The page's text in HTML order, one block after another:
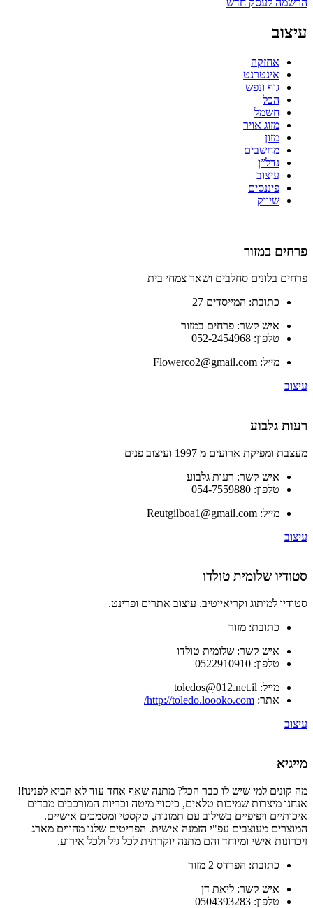
הרשמה לעסק חדש
עיצוב
אחזקה
אינטרנט
גוף ונפש
הכל
חשמל
מזוג אויר
מזון
מחשבים
נדל”ן
עיצוב
פיננסים
שיווק
פרחים במזור
פרחים בלונים סחלבים ושאר צמחי בית
כתובת: המייסדים 27
איש קשר: פרחים במזור
טלפון:
מייל:
עיצוב
רעות גלבוע
מעצבת ומפיקת ארועים מ 1997 ועיצוב פנים
איש קשר: רעות גלבוע
טלפון:
מייל:
עיצוב
סטודיו שלומית טולדו
סטודיו למיתוג וקריאייטיב. עיצוב אתרים ופרינט.
כתובת: מזור
איש קשר: שלומית טולדו
טלפון:
מייל:
אתר: http://toledo.loooko.com/
עיצוב
מייגיא
מה קונים למי שיש לו כבר הכל? מתנה שאף אחד עוד לא הביא לפנינו!!
אנחנו מיצרות שמיכות טלאים, כיסויי מיטה וכריות המורכבים מבדים
איכותיים ויפיפיים בשילוב עם תמונות, טקסטי ומסמכים אישיים.
המוצרים מעוצבים עפ"י הזמנה אישית. הפריטים שלנו מהווים מארג
זיכרונות אישי ומיוחד והם מתנה יוקרתית לכל גיל ולכל אירוע.
כתובת: הפרדס 2 מזור
איש קשר: ליאת דן
טלפון: